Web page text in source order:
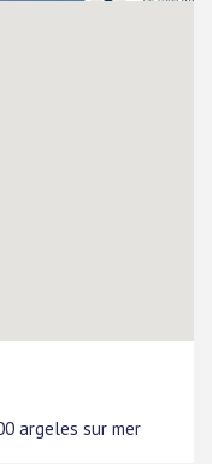
argeles sur mer